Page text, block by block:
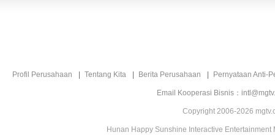
Profil Perusahaan Tentang Kita Berita Perusahaan Pernyataan Anti-
Email Kooperasi Bisnis：
Copyright 2006-2026
Hunan Happy Sunshine Interactive